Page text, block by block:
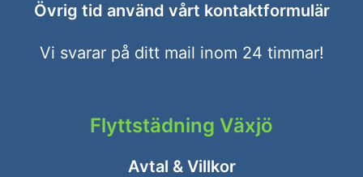
Övrig tid använd vårt kontaktformulär
Vi svarar på ditt mail inom 24 timmar!
Flyttstädning Växjö
Avtal & Villkor